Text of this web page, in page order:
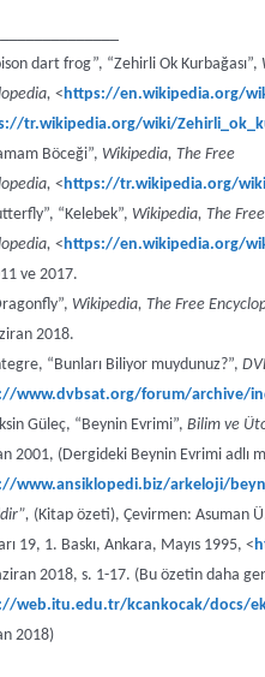
dart frog”, “Zehirli Ok Kurbağası”,
<https://en.wikipedia.org/
tr.wikipedia.org/wiki/
Böceği”, Wikipedia, The Free
<https://tr.wikipedia.org/
“Kelebek”, Wikipedia, The Free
<https://en.wikipedia.org/
ve 2017.
Wikipedia, The Free
2018.
“Bunları Biliyor muydunuz?”,
www.dvbsat.org/forum/archive/
Güleç, “Beynin Evrimi”, Bilim ve
2001, (Dergideki Beynin Evrimi adlı
www.ansiklopedi.biz/arkeloji/
(Kitap özeti), Çevirmen: Asuman
19, 1. Baskı, Ankara, Mayıs 1995, <
2018, s. 1-17. (Bu özetin daha
web.itu.edu.tr/kcankocak/docs/
2018)